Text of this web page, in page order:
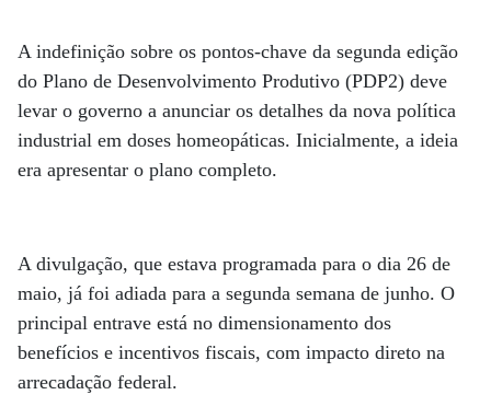
A indefinição sobre os pontos-chave da segunda edição
do Plano de Desenvolvimento Produtivo (PDP2) deve
levar o governo a anunciar os detalhes da nova política
industrial em doses homeopáticas. Inicialmente, a ideia
era apresentar o plano completo.
A divulgação, que estava programada para o dia 26 de
maio, já foi adiada para a segunda semana de junho. O
principal entrave está no dimensionamento dos
benefícios e incentivos fiscais, com impacto direto na
arrecadação federal.